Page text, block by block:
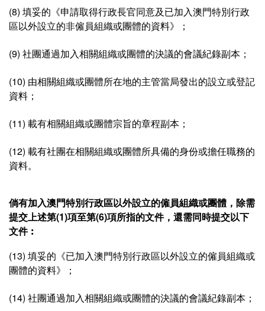
(8) 填妥的《申請取得行政長官同意及已加入澳門特別行政
區以外設立的非僱員組織或團體的資料》；
(9) 社團通過加入相關組織或團體的決議的會議紀錄副本；
(10) 由相關組織或團體所在地的主管當局發出的設立或登記
資料；
(11) 載有相關組織或團體宗旨的章程副本；
(12) 載有社團在相關組織或團體所具備的身份或擔任職務的
資料。
倘有加入澳門特別行政區以外設立的僱員組織或團體，除需
提交上述第(1)項至第(6)項所指的文件，還需同時提交以下
文件︰
(13) 填妥的《已加入澳門特別行政區以外設立的僱員組織或
團體的資料》；
(14) 社團通過加入相關組織或團體的決議的會議紀錄副本；